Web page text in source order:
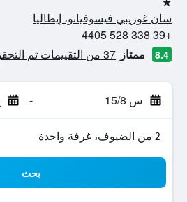
نجمة واحدة
سان غوزيبي فيسوفيانو، إيطاليا
+39 338 528 4405
8.4 ممتاز 37 من التقييمات تم التحقق منها
س 15/8 -
2 من الضيوف، غرفة واحدة
بحث